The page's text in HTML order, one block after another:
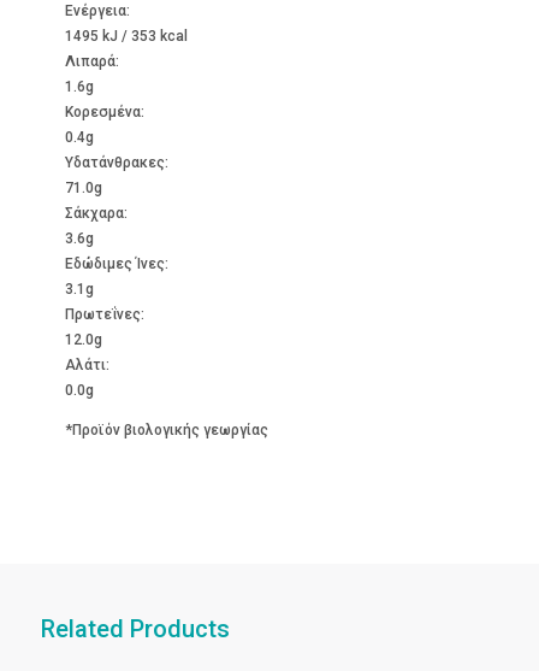
Ενέργεια:
1495 kJ / 353 kcal
Λιπαρά:
1.6g
Kορεσμένα:
0.4g
Υδατάνθρακες:
71.0g
Σάκχαρα:
3.6g
Εδώδιμες Ίνες:
3.1g
Πρωτεΐνες:
12.0g
Αλάτι:
0.0g
*Προϊόν βιολογικής γεωργίας
Related Products